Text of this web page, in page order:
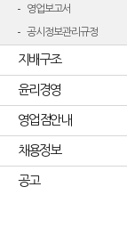
영업보고서
공시정보관리규정
지배구조
윤리경영
영업점안내
채용정보
공고